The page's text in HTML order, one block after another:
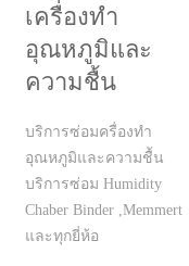
เครื่องทำ
อุณหภูมิและ
ความชื้น
บริการซ่อมครื่องทำ
อุณหภูมิและความชื้น
บริการซ่อม Humidity
Chaber Binder ,Memmert
และทุกยี่ห้อ